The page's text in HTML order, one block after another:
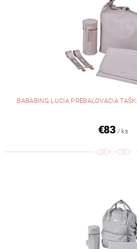
BABABING LUCIA PREBAĽOVACIA
€83 / ks